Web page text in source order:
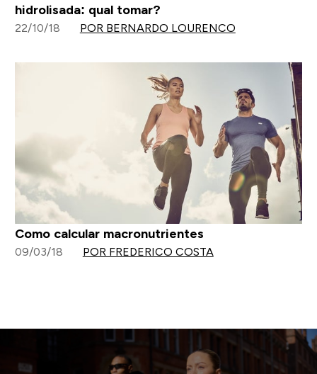
hidrolisada: qual tomar?
22/10/18 POR BERNARDO LOURENCO
Como calcular macronutrientes
09/03/18 POR FREDERICO COSTA